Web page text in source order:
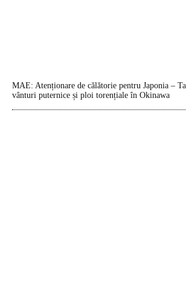
MAE: Atenționare de călătorie pentru Japonia –
vânturi puternice și ploi torențiale în Okinawa